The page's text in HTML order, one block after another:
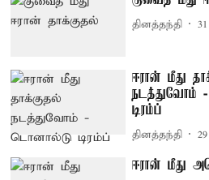
தினத்தந்தி
ஈரான் மீது
நடத்துவோம்
டிரம்ப்
தினத்தந்தி
ஈரான் மீது